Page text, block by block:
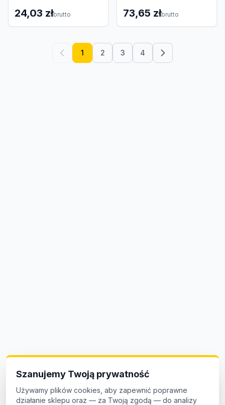
24,03 złbrutto 73,65 złbrutto
1 2 3 4
Szanujemy Twoją prywatność
Używamy plików cookies, aby zapewnić poprawne
działanie sklepu oraz — za Twoją zgodą — do analizy